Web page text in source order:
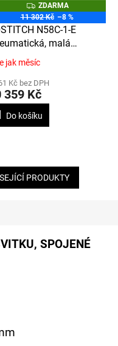
Z
D
A
R
M
A
ZDARMA
11 302 Kč –8 %
N58C-1-E
malá
pro hřebíky
ve svitku, délky 22-
jak měsíc
Kč bez DPH
359 Kč
Do košíku
PRODUKTY
SPOJENÉ